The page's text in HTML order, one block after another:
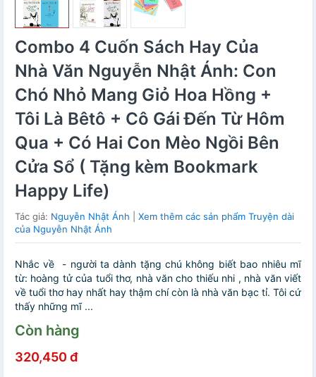
Combo 4 Cuốn Sách Hay Của
Nhà Văn Nguyễn Nhật Ánh: Con
Chó Nhỏ Mang Giỏ Hoa Hồng +
Tôi Là Bêtô + Cô Gái Đến Từ Hôm
Qua + Có Hai Con Mèo Ngồi Bên
Cửa Sổ ( Tặng kèm Bookmark
Happy Life)
Tác giả: Nguyễn Nhật Ánh
Xem thêm các sản phẩm Truyện dài
của Nguyễn Nhật Ánh
Nhắc về - người ta dành tặng chú không biết bao nhiêu mĩ
từ: hoàng tử của tuổi thơ, nhà văn cho thiếu nhi , nhà văn viết
về tuổi thơ hay nhất hay thậm chí còn là nhà văn bạc tỉ. Tôi cứ
thấy những mĩ ...
Còn hàng
320,450 đ